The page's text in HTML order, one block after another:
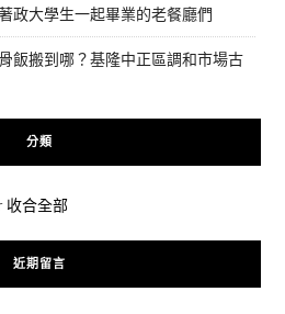
政大學生一起畢業的老餐廳們
飯搬到哪？基隆中正區調和市場古
分類
收合全部
近期留言